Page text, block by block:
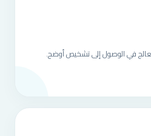
في الوصول إلى تشخيص أوضح.